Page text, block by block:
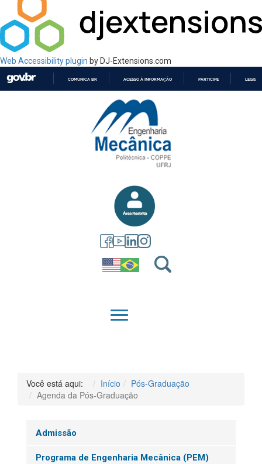
Web Accessibility plugin by DJ-Extensions.com
PARA
CONTEÚDO
COMUNICA BR ACESSO À INFORMAÇÃO PARTICIPE
QUEM SOMOS
Você está aqui: Início
Pós-Graduação
Agenda da Pós-Graduação
Admissão
Programa de Engenharia Mecânica (PEM)